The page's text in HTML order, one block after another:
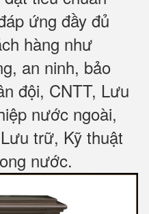
ứng đầy đủ
hàng như
an ninh, bảo
đội, CNTT, Lưu
nước ngoài,
trữ, Kỹ thuật
nước.